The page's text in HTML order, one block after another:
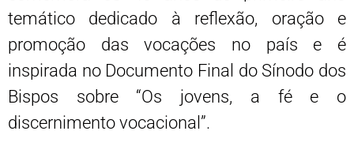
temático dedicado à reflexão, oração e
promoção das vocações no país e é
inspirada no Documento Final do Sínodo dos
Bispos sobre “Os jovens, a fé e o
discernimento vocacional”.